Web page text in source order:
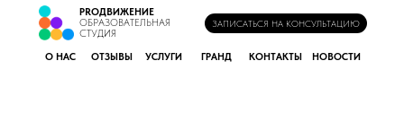
PROДВИЖЕНИЕ
ОБРАЗОВАТЕЛЬНАЯ
СТУДИЯ
ЗАПИСАТЬСЯ НА КОНСУЛЬТАЦИЮ
НОВОСТИ
УСЛУГИ
ОТЗЫВЫ ГРАНД КОНТАКТЫ
О НАС